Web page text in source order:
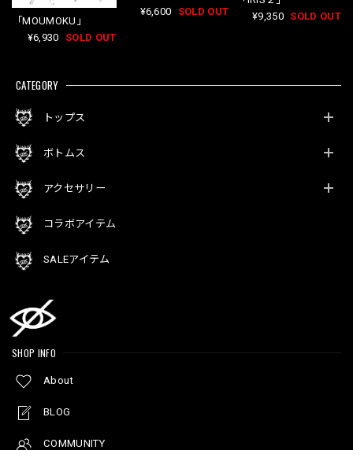
「MOUMOKU」
¥6,930
SOLD OUT
¥6,600
SOLD OUT
¥9,350 SOLD OUT
CATEGORY
トップス
ボトムス
アクセサリー
コラボアイテム
SALEアイテム
SHOP INFO
About
BLOG
COMMUNITY